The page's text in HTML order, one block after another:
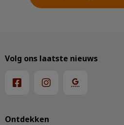
Ontdekken
Volg ons laatste nieuws